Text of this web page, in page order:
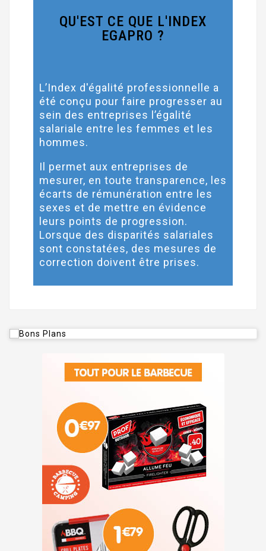
QU'EST CE QUE L'INDEX
EGAPRO ?
L’Index d'égalité professionnelle a
été conçu pour faire progresser au
sein des entreprises l’égalité
salariale entre les femmes et les
hommes.
Il permet aux entreprises de
mesurer, en toute transparence, les
écarts de rémunération entre les
sexes et de mettre en évidence
leurs points de progression.
Lorsque des disparités salariales
sont constatées, des mesures de
correction doivent être prises.